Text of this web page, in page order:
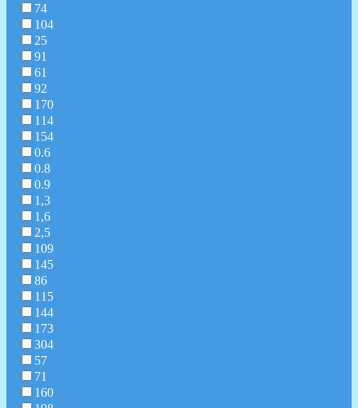
74
104
25
91
61
92
170
114
154
0.6
0.8
0.9
1,3
1,6
2,5
109
145
86
115
144
173
304
57
71
160